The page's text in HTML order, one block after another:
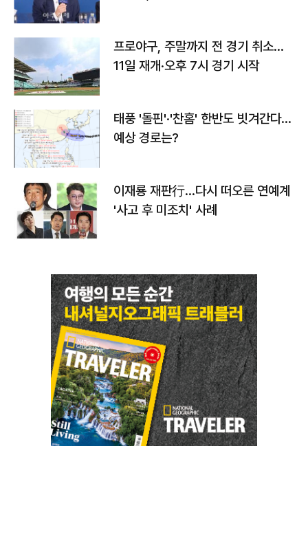
프로야구, 주말까지 전 경기 취소…
11일 재개·오후 7시 경기 시작
태풍 '돌핀'·'찬홈' 한반도 빗겨간다…
예상 경로는?
이재룡 재판行…다시 떠오른 연예계
'사고 후 미조치' 사례